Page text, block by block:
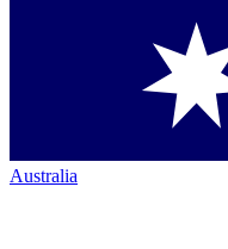
Australia